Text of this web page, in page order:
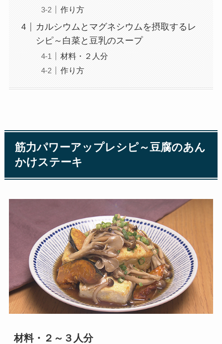
作り方
カルシウムとマグネシウムを摂取するレ
シピ～白菜と豆乳のスープ
材料・２人分
作り方
筋力パワーアップレシピ～豆腐のあん
かけステーキ
材料・２～３人分